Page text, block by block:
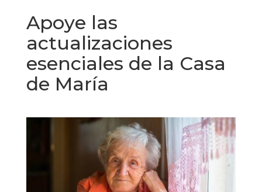
Apoye las
actualizaciones
esenciales de la Casa
de María